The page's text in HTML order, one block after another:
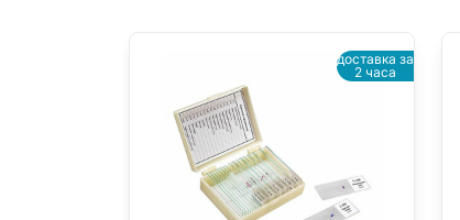
доставка за
2 часа